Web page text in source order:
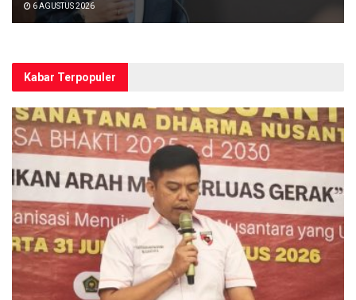
6 AGUSTUS 2026
Kabar Terpopuler